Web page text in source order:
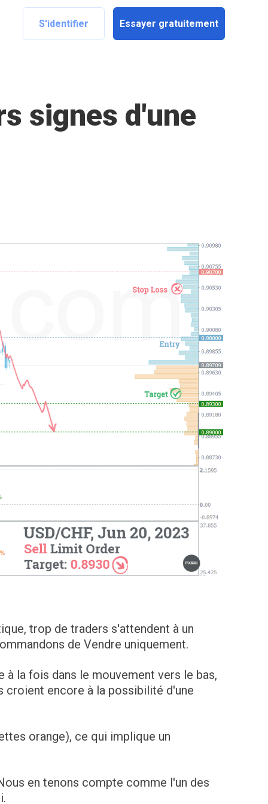
S'identifier Essayer gratuitement
signes d'une
trop de traders s'attendent à un
de Vendre uniquement.
la fois dans le mouvement vers le bas,
croient encore à la possibilité d'une
orange), ce qui implique un
en tenons compte comme l'un des